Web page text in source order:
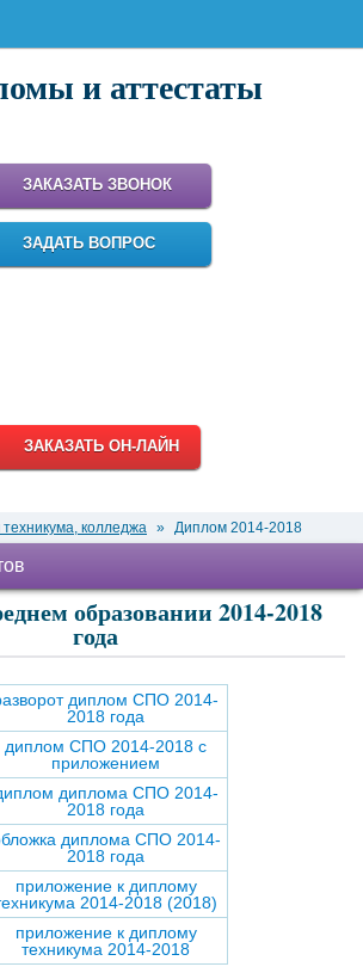
и аттестаты
ЗАКАЗАТЬ ЗВОНОК
ЗАДАТЬ ВОПРОС
ЗАКАЗАТЬ ОН-ЛАЙН
колледжа » Диплом 2014-2018
образовании 2014-2018
года